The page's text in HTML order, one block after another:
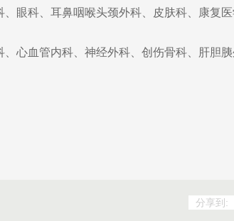
眼科、耳鼻咽喉头颈外科、皮肤科、康复
心血管内科、神经外科、创伤骨科、肝胆
分享到: